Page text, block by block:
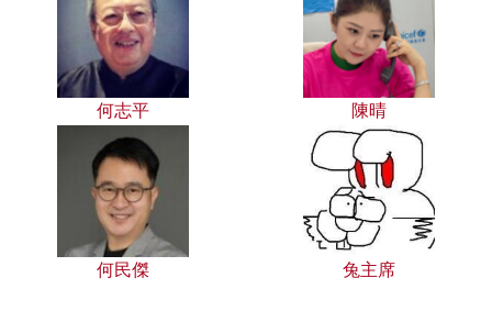
何志平 陳晴
何民傑 兔主席